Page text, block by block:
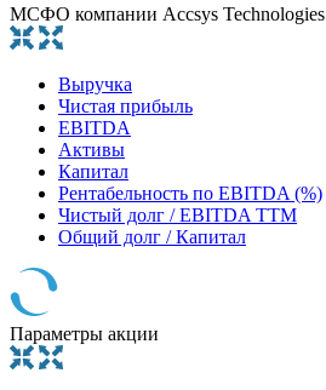
МСФО компании Accsys Technologies
Выручка
Чистая прибыль
EBITDA
Активы
Капитал
Рентабельность по EBITDA (%)
Чистый долг / EBITDA TTM
Общий долг / Капитал
Параметры акции